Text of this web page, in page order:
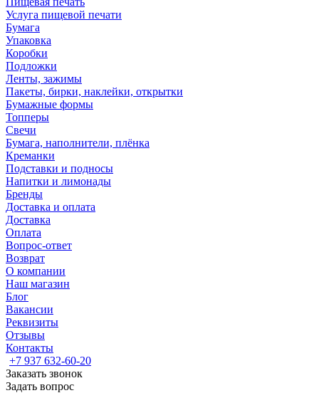
Услуга пищевой печати
Бумага
Упаковка
Коробки
Подложки
Ленты, зажимы
Пакеты, бирки, наклейки, открытки
Бумажные формы
Топперы
Свечи
Бумага, наполнители, плёнка
Креманки
Подставки и подносы
Напитки и лимонады
Бренды
Доставка и оплата
Доставка
Оплата
Вопрос-ответ
Возврат
О компании
Наш магазин
Блог
Вакансии
Реквизиты
Отзывы
Контакты
+7 937 632-60-20
Заказать звонок
Задать вопрос